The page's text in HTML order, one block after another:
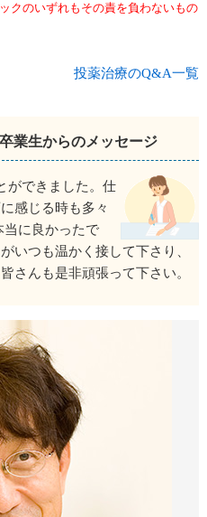
クのいずれもその責を負わないもの
投薬治療のQ&A一覧
業生からのメッセージ
ができました。仕
感じる時も多々
当に良かったで
いつも温かく接して下さり、
さんも是非頑張って下さい。